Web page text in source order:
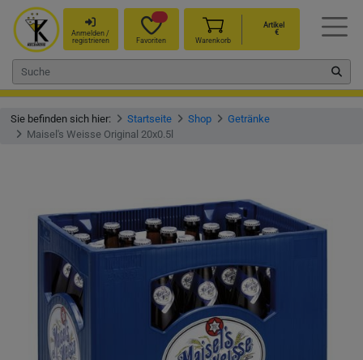
Anmelden /
registrieren
Favoriten Warenkorb
Artikel
€
Sie befinden sich hier: Startseite Shop
Getränke
Maisel's Weisse Original 20x0.5l